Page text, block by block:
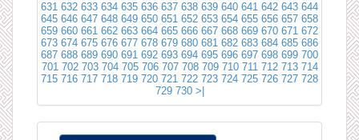
631 632 633 634 635 636 637 638 639 640 641 642 643 644
645 646 647 648 649 650 651 652 653 654 655 656 657 658
659 660 661 662 663 664 665 666 667 668 669 670 671 672
673 674 675 676 677 678 679 680 681 682 683 684 685 686
687 688 689 690 691 692 693 694 695 696 697 698 699 700
701 702 703 704 705 706 707 708 709 710 711 712 713 714
715 716 717 718 719 720 721 722 723 724 725 726 727 728
729 730 >|